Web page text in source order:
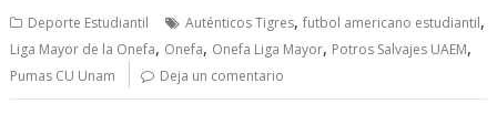
Deporte Estudiantil Auténticos Tigres,futbol americano estudiantil,
Liga Mayor de la Onefa, Onefa, Onefa Liga Mayor, Potros Salvajes UAEM,
Pumas CU Unam Deja un comentario